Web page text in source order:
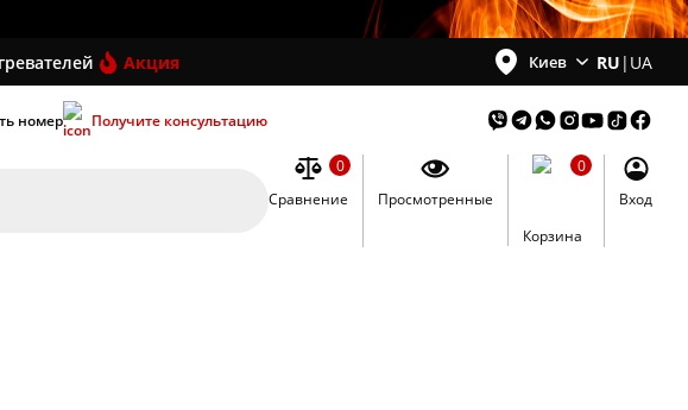
Акция Киев RU | UA
номер Получите консультацию
Сравнение
0
Просмотренные
Корзина
0
Вход